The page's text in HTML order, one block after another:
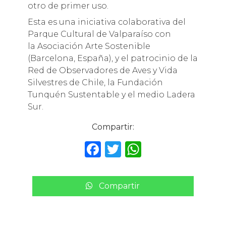
otro de primer uso.
Esta es una iniciativa colaborativa del
Parque Cultural de Valparaíso con
la Asociación Arte Sostenible
(Barcelona, España), y el patrocinio de la
Red de Observadores de Aves y Vida
Silvestres de Chile, la Fundación
Tunquén Sustentable y el medio Ladera
Sur.
Compartir:
F
c
e
T
it
te
W
a
ts
Compartir